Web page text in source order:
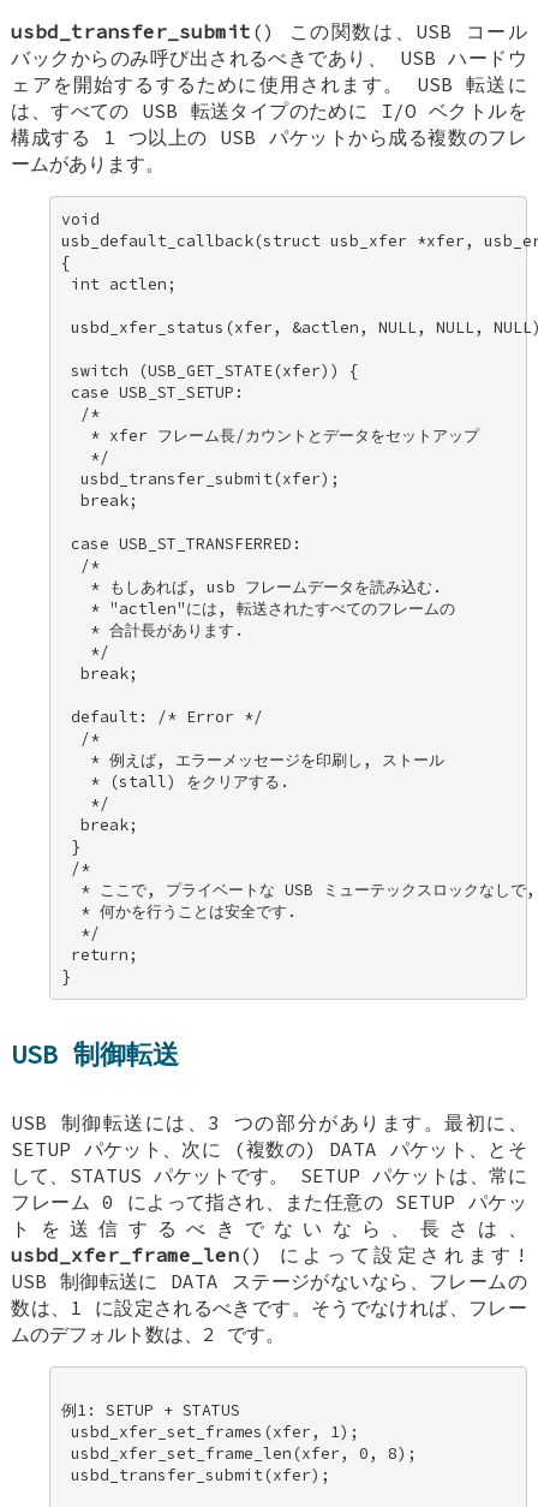
usbd_transfer_submit () この関数は、USB コール
バックからのみ呼び出されるべきであり、 USB ハードウ
ェアを開始するするために使用されます。 USB 転送に
は、すべての USB 転送タイプのために I/O ベクトルを
構成する 1 つ以上の USB パケットから成る複数のフレ
ームがあります。
void
usb_default_callback(struct usb_xfer *xfer,
{
int actlen;
usbd_xfer_status(xfer, &actlen, NULL, NULL,
switch (USB_GET_STATE(xfer)) {
case USB_ST_SETUP:
  /*
   * xfer フレーム長/カウントとデータをセットアップ
   */
  usbd_transfer_submit(xfer);
  break;
case USB_ST_TRANSFERRED:
  /*
   * もしあれば, usb フレームデータを読み込む.
   * "actlen"には, 転送されたすべてのフレームの
   * 合計長があります.
   */
  break;
default: /* Error */
  /*
   * 例えば, エラーメッセージを印刷し, ストール
   * (stall) をクリアする.
   */
  break;
}
/*
* ここで, プライベートな USB ミューテックスロックなし
  * 何かを行うことは安全です.
  */
return;
}
USB 制御転送
USB 制御転送には、3 つの部分があります。最初に、
SETUP パケット、次に (複数の) DATA パケット、とそ
して、STATUS パケットです。 SETUP パケットは、常に
フレーム 0 によって指され、また任意の SETUP パケッ
トを送信するべきでないなら、長さは、
usbd_xfer_frame_len() によって設定されます!
USB 制御転送に DATA ステージがないなら、フレームの
数は、1 に設定されるべきです。そうでなければ、フレー
ムのデフォルト数は、2 です。
例1: SETUP + STATUS
usbd_xfer_set_frames(xfer, 1);
usbd_xfer_set_frame_len(xfer, 0, 8);
usbd_transfer_submit(xfer);